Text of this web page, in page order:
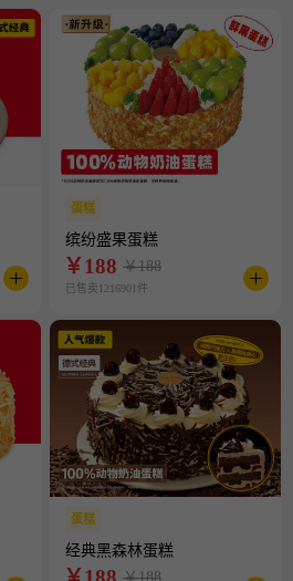
蛋糕
缤纷盛果蛋糕
￥188 ￥188
已售卖1216901件
蛋糕
经典黑森林蛋糕
￥188